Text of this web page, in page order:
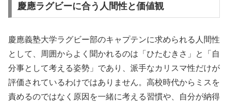
慶應ラグビーに合う人間性と価値観
慶應義塾大学ラグビー部のキャプテンに求められる人間性
として、周囲からよく聞かれるのは「ひたむきさ」と「自
分事として考える姿勢」であり、派手なカリスマ性だけが
評価されているわけではありません。高校時代からミスを
責めるのではなく原因を一緒に考える習慣や、自分が納得